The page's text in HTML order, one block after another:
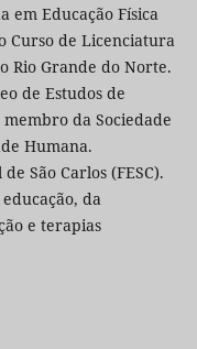
em Educação Física
Curso de Licenciatura
Rio Grande do Norte.
de Estudos de
da Sociedade
Humana.
São Carlos (FESC).
da
e terapias